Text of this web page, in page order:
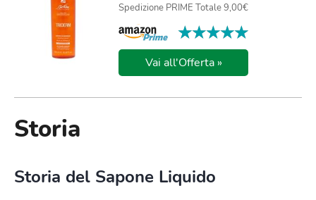
Spedizione PRIME Totale 9,00€
★★★★★
★★★★★
Vai all'Offerta »
Storia
Storia del Sapone Liquido